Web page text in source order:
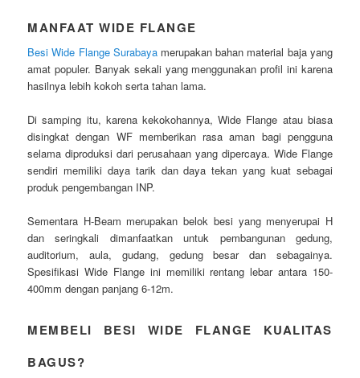
MANFAAT WIDE FLANGE
Besi Wide Flange Surabayamerupakan bahan material baja yang
amat populer. Banyak sekali yang menggunakan profil ini karena
hasilnya lebih kokoh serta tahan lama.
Di samping itu, karena kekokohannya, Wide Flange atau biasa
disingkat dengan WF memberikan rasa aman bagi pengguna
selama diproduksi dari perusahaan yang dipercaya. Wide Flange
sendiri memiliki daya tarik dan daya tekan yang kuat sebagai
produk pengembangan INP.
Sementara H-Beam merupakan belok besi yang menyerupai H
dan seringkali dimanfaatkan untuk pembangunan gedung,
auditorium, aula, gudang, gedung besar dan sebagainya.
Spesifikasi Wide Flange ini memiliki rentang lebar antara 150-
400mm dengan panjang 6-12m.
MEMBELI BESI WIDE FLANGE KUALITAS
BAGUS?